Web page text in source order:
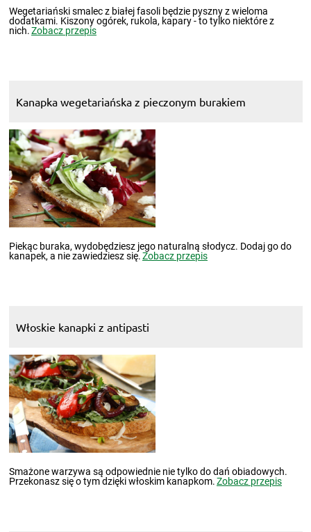
Wegetariański smalec z białej fasoli będzie pyszny z wieloma
dodatkami. Kiszony ogórek, rukola, kapary - to tylko niektóre z
nich.Zobacz przepis
Kanapka wegetariańska z pieczonym burakiem
Piekąc buraka, wydobędziesz jego naturalną słodycz. Dodaj go do
kanapek, a nie zawiedziesz się.Zobacz przepis
Włoskie kanapki z antipasti
Smażone warzywa są odpowiednie nie tylko do dań obiadowych.
Przekonasz się o tym dzięki włoskim kanapkom.Zobacz przepis